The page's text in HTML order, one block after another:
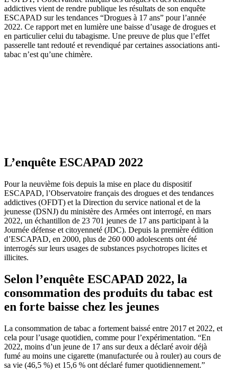
addictives vient de rendre publique les résultats de son enquête
ESCAPAD sur les tendances “Drogues à 17 ans” pour l’année
2022. Ce rapport met en lumière une baisse d’usage de drogues et
en particulier celui du tabagisme. Une preuve de plus que l’effet
passerelle tant redouté et revendiqué par certaines associations anti-
tabac n’est qu’une chimère.
L’enquête ESCAPAD 2022
Pour la neuvième fois depuis la mise en place du dispositif
ESCAPAD, l’Observatoire français des drogues et des tendances
addictives (OFDT) et la Direction du service national et de la
jeunesse (DSNJ) du ministère des Armées ont interrogé, en mars
2022, un échantillon de 23 701 jeunes de 17 ans participant à la
Journée défense et citoyenneté (JDC). Depuis la première édition
d’ESCAPAD, en 2000, plus de 260 000 adolescents ont été
interrogés sur leurs usages de substances psychotropes licites et
illicites.
Selon l’enquête ESCAPAD 2022, la
consommation des produits du tabac est
en forte baisse chez les jeunes
La consommation de tabac a fortement baissé entre 2017 et 2022, et
cela pour l’usage quotidien, comme pour l’expérimentation. “En
2022, moins d’un jeune de 17 ans sur deux a déclaré avoir déjà
fumé au moins une cigarette (manufacturée ou à rouler) au cours de
sa vie (46,5 %) et 15,6 % ont déclaré fumer quotidiennement.”